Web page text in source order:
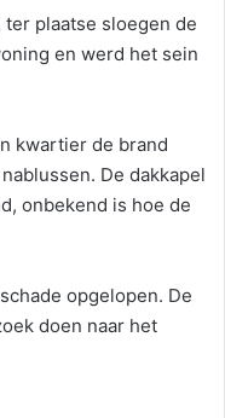
plaatse sloegen de
en werd het sein
kwartier de brand
De dakkapel
onbekend is hoe de
opgelopen. De
doen naar het